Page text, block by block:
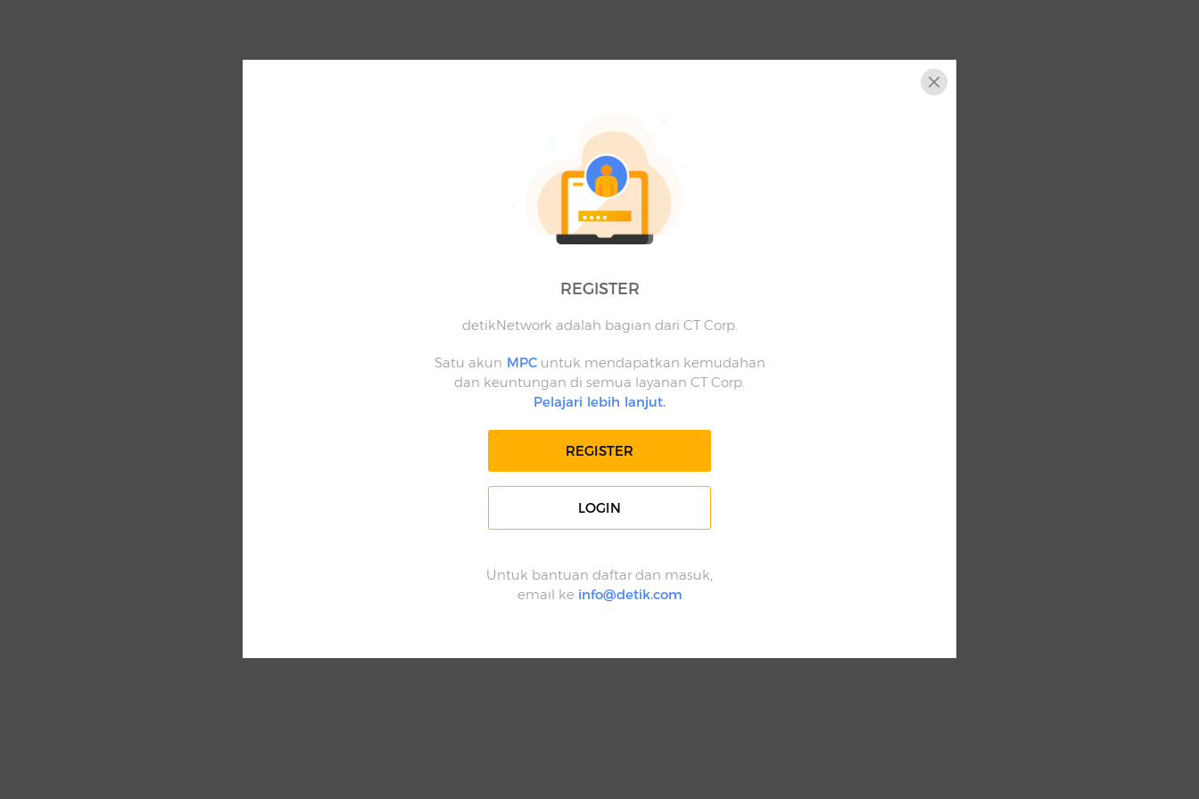
REGISTER
detikNetwork adalah bagian dari CT Corp.
Satu akun MPCuntuk mendapatkan kemudahan
dan keuntungan di semua layanan CT Corp.
Pelajari lebih lanjut.
REGISTER
LOGIN
Untuk bantuan daftar dan masuk,
email ke info@detik.com